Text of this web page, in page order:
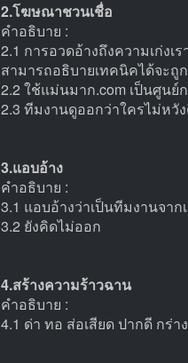
2.โฆษณาชวนเชื่อ
คำอธิบาย :
2.1 การอวดอ้างถึงความเก่ง
สามารถอธิบายเทคนิคได้จะถู
2.2 ใช้แม่นมาก.com เป็นศูนย์
2.3 ทีมงานดูออกว่าใครไม่ห
3.แอบอ้าง
คำอธิบาย :
3.1 แอบอ้างว่าเป็นทีมงานจาก
3.2 ยังคิดไม่ออก
4.สร้างความร้าวฉาน
คำอธิบาย :
4.1 ด่า ทอ ส่อเสียด ปากดี กร่